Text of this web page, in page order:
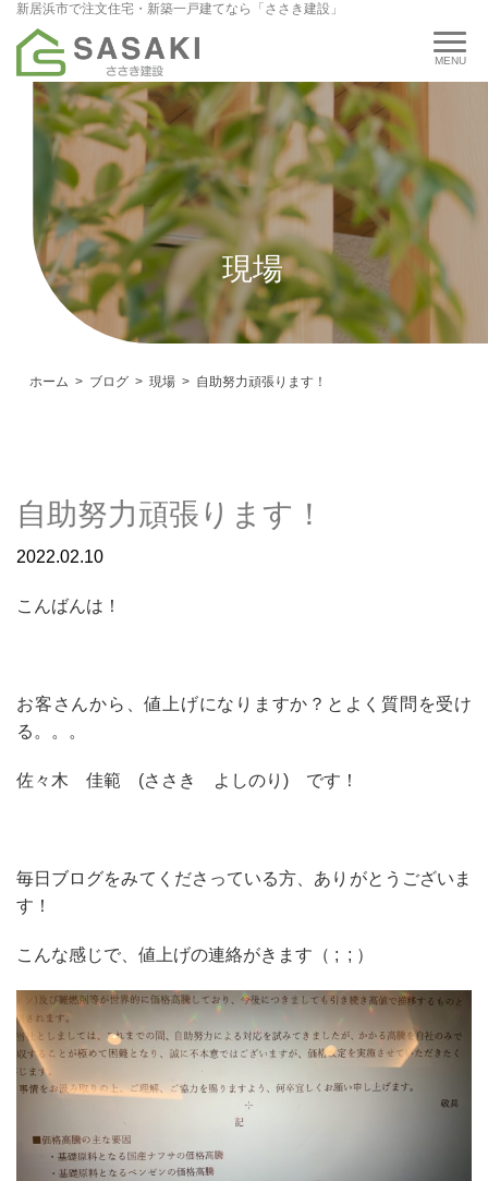
新居浜市で注文住宅・新築一戸建てなら「ささき建設」
現場
ホーム ブログ 現場 自助努力頑張ります！
自助努力頑張ります！
2022.02.10
こんばんは！
お客さんから、値上げになりますか？とよく質問を受け
る。。。
佐々木 佳範 (ささき よしのり) です！
毎日ブログをみてくださっている方、ありがとうございま
す！
こんな感じで、値上げの連絡がきます（ ; ; ）